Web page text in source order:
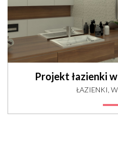
Projekt łazienki
ŁAZIENKI,